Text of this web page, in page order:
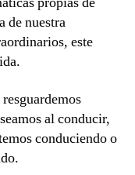
de nuestra
este
al conducir,
conduciendo o